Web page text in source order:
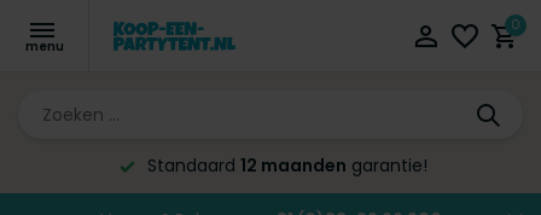
0
Standaard 12 maanden garantie!